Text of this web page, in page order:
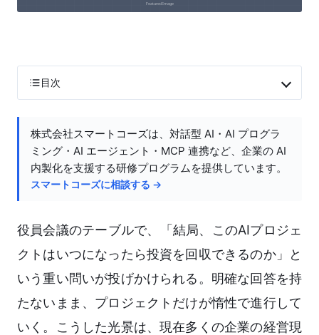
目次
株式会社スマートコーズは、対話型 AI・AI プログラ
ミング・AI エージェント・MCP 連携など、企業の AI
内製化を支援する研修プログラムを提供しています。
スマートコーズに相談する →
役員会議のテーブルで、「結局、このAIプロジェ
クトはいつになったら投資を回収できるのか」と
いう重い問いが投げかけられる。明確な回答を持
たないまま、プロジェクトだけが惰性で進行して
いく。こうした光景は、現在多くの企業の経営現